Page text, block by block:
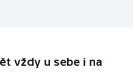
vždy u sebe i na